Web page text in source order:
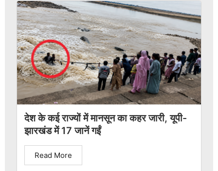
देश के कई राज्यों में मानसून का कहर जारी, यूपी-
झारखंड में 17 जानें गईं
Read More